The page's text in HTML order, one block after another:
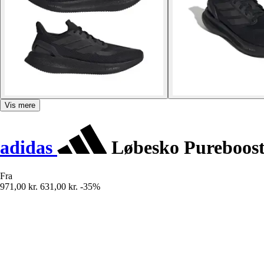
Vis mere
adidas Løbesko
Fra
971,00 kr. 631,00 kr. -35%